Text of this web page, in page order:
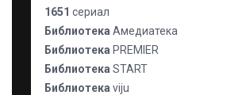
1651 сериал
Библиотека Амедиатека
Библиотека PREMIER
Библиотека START
Библиотека viju